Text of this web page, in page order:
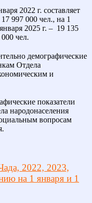
2022 г. составляет
997 000 чел., на 1
2025 г. – 19 135
чел.
демографические
Отдела
и
показатели
народонаселения
вопросам
2022, 2023,
на 1 января и 1